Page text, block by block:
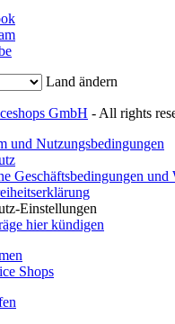
Land ändern
GmbH - All rights
und Nutzungsbedingungen
Geschäftsbedingungen und
Einstellungen
hier kündigen
Shops